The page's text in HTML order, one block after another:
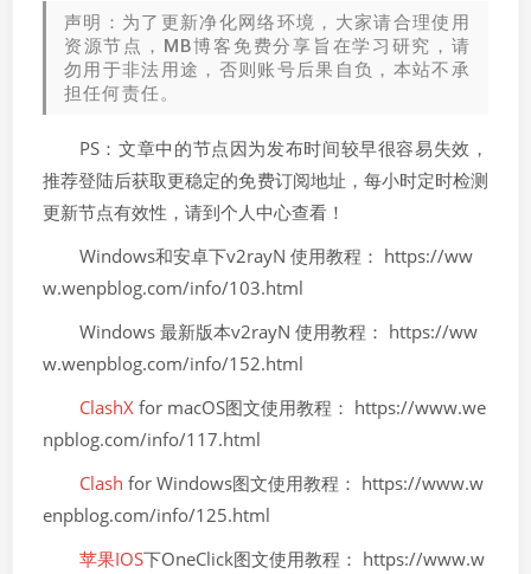
声明：为了更新净化网络环境，大家请合理使用
资源节点，MB博客免费分享旨在学习研究，请
勿用于非法用途，否则账号后果自负，本站不承
担任何责任。
PS：文章中的节点因为发布时间较早很容易失效，
推荐登陆后获取更稳定的免费订阅地址，每小时定时检测
更新节点有效性，请到个人中心查看！
Windows和安卓下v2rayN 使用教程： https://ww
w.wenpblog.com/info/103.html
Windows 最新版本v2rayN 使用教程： https://ww
w.wenpblog.com/info/152.html
ClashXfor macOS图文使用教程： https://www.we
npblog.com/info/117.html
Clash for Windows图文使用教程： https://www.w
enpblog.com/info/125.html
苹果IOS下OneClick图文使用教程： https://www.w